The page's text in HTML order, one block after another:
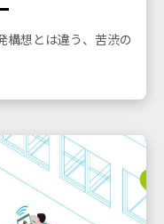
構想とは違う、苦渋の